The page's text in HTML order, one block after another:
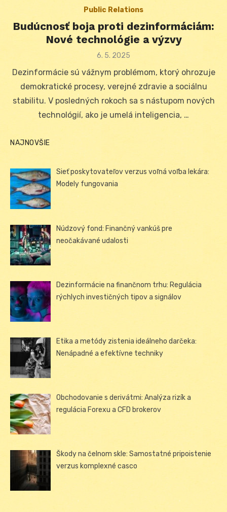
Public Relations
Budúcnosť boja proti dezinformáciám:
Nové technológie a výzvy
Posted
6. 5. 2025
Dezinformácie sú vážnym problémom, ktorý ohrozuje
demokratické procesy, verejné zdravie a sociálnu
stabilitu. V posledných rokoch sa s nástupom nových
technológií, ako je umelá inteligencia, …
NAJNOVŠIE
Sieť poskytovateľov verzus voľná voľba lekára:
Modely fungovania
Núdzový fond: Finančný vankúš pre
neočakávané udalosti
Dezinformácie na finančnom trhu: Regulácia
rýchlych investičných tipov a signálov
Etika a metódy zistenia ideálneho darčeka:
Nenápadné a efektívne techniky
Obchodovanie s derivátmi: Analýza rizík a
regulácia Forexu a CFD brokerov
Škody na čelnom skle: Samostatné pripoistenie
verzus komplexné casco